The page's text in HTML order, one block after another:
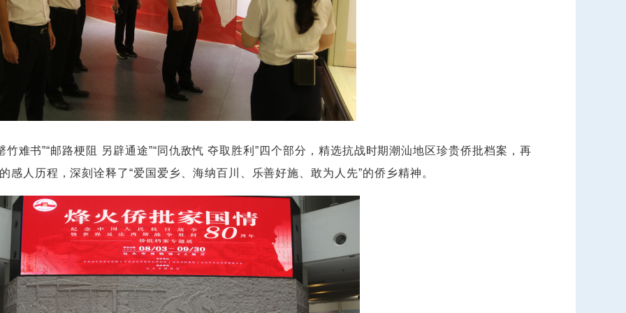
书”“邮路梗阻 另辟通途”“同仇敌忾 夺取胜利”四个部分，精选抗战时期潮汕地区珍贵侨批档案，再
人历程，深刻诠释了“爱国爱乡、海纳百川、乐善好施、敢为人先”的侨乡精神。